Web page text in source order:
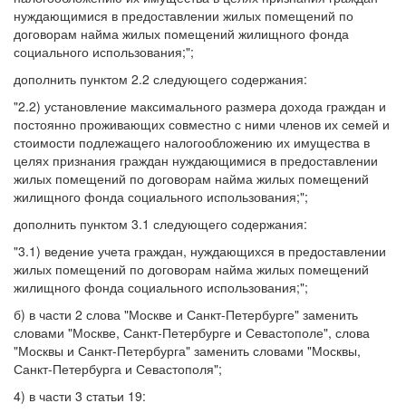
нуждающимися в предоставлении жилых помещений по
договорам найма жилых помещений жилищного фонда
социального использования;";
дополнить пунктом 2.2 следующего содержания:
"2.2) установление максимального размера дохода граждан и
постоянно проживающих совместно с ними членов их семей и
стоимости подлежащего налогообложению их имущества в
целях признания граждан нуждающимися в предоставлении
жилых помещений по договорам найма жилых помещений
жилищного фонда социального использования;";
дополнить пунктом 3.1 следующего содержания:
"3.1) ведение учета граждан, нуждающихся в предоставлении
жилых помещений по договорам найма жилых помещений
жилищного фонда социального использования;";
б) в части 2 слова "Москве и Санкт-Петербурге" заменить
словами "Москве, Санкт-Петербурге и Севастополе", слова
"Москвы и Санкт-Петербурга" заменить словами "Москвы,
Санкт-Петербурга и Севастополя";
4) в части 3 статьи 19: